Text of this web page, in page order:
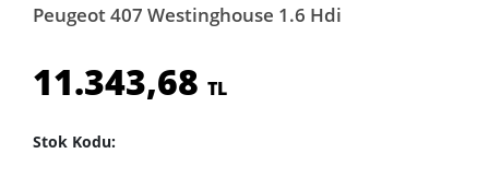
Peugeot 407 Westinghouse 1.6 Hdi
11.343,68 TL
Stok Kodu: